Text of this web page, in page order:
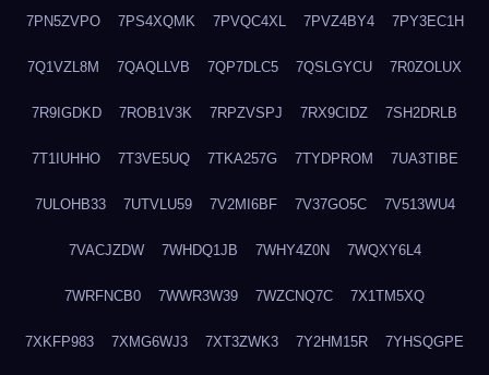
7PN5ZVPO 7PS4XQMK 7PVQC4XL 7PVZ4BY4 7PY3EC1H
7Q1VZL8M 7QAQLLVB 7QP7DLC5 7QSLGYCU 7R0ZOLUX
7R9IGDKD 7ROB1V3K 7RPZVSPJ 7RX9CIDZ 7SH2DRLB
7T1IUHHO 7T3VE5UQ 7TKA257G 7TYDPROM 7UA3TIBE
7ULOHB33 7UTVLU59 7V2MI6BF 7V37GO5C 7V513WU4
7VACJZDW 7WHDQ1JB 7WHY4Z0N 7WQXY6L4
7WRFNCB0 7WWR3W39 7WZCNQ7C 7X1TM5XQ
7XKFP983 7XMG6WJ3 7XT3ZWK3 7Y2HM15R 7YHSQGPE